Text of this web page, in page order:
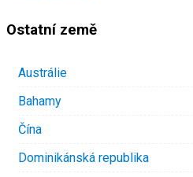
Ostatní země
Austrálie
Bahamy
Čína
Dominikánská republika